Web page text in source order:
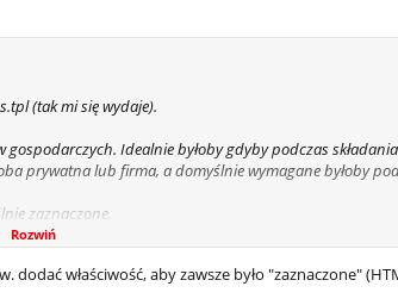
(tak mi się wydaje).
Idealnie byłoby gdyby podczas składania
prywatna lub firma, a domyślnie wymagane byłoby
zaznaczone.
prywatna", ale pole wyboru "firma" jest puste i trzeba
Rozwiń
właściwość, aby zawsze było "zaznaczone"